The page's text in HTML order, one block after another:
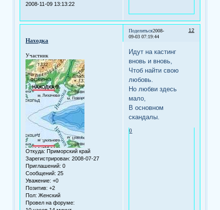
2008-11-09 13:13:22
Поделиться 12
2008-
09-03 07:19:44
Находка
Участник
Откуда: Приморский край
Зарегистрирован: 2008-07-27
Приглашений: 0
Сообщений: 25
Уважение: +0
Позитив: +2
Пол: Женский
Провел на форуме:
Идут на кастинг
вновь и вновь,
Чтоб найти свою
любовь.
Но любви здесь
мало,
В основном
скандалы.
0